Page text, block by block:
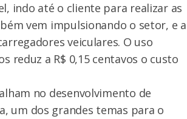
indo até o cliente para realizar as
vem impulsionando o setor, e a
veiculares. O uso
reduz a R$ 0,15 centavos o custo
no desenvolvimento de
um dos grandes temas para o